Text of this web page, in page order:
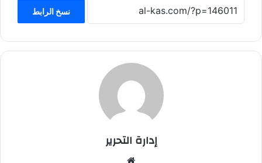
نسخ الرابط
إدارة التحرير